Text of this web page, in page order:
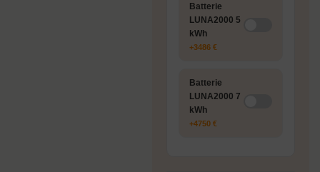
Batterie
LUNA2000 5
kWh
+3486 €
Batterie
LUNA2000 7
kWh
+4750 €